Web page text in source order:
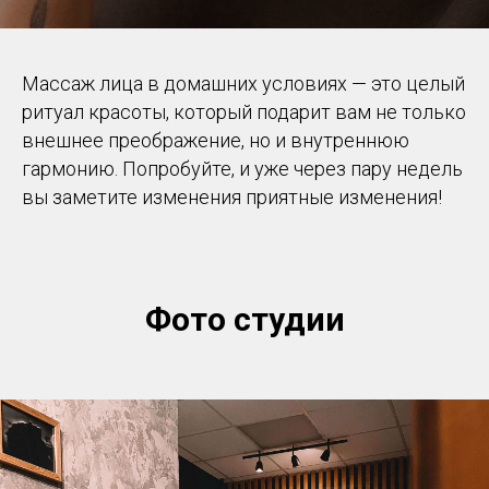
Массаж лица в домашних условиях — это целый
ритуал красоты, который подарит вам не только
внешнее преображение, но и внутреннюю
гармонию. Попробуйте, и уже через пару недель
вы заметите изменения приятные изменения!
Фото студии